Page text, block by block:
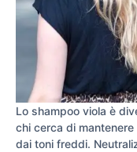
Lo shampoo viola è
chi cerca di
dai toni freddi.